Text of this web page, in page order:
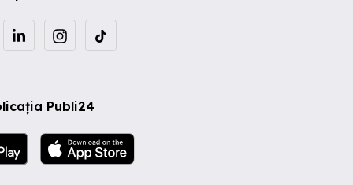
Publi24